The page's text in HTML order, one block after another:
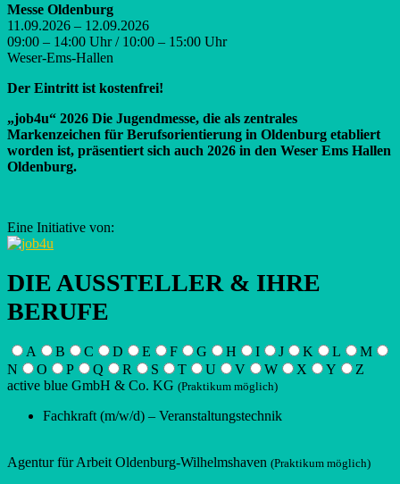
Messe Oldenburg
11.09.2026 – 12.09.2026
09:00 – 14:00 Uhr / 10:00 – 15:00 Uhr
Weser-Ems-Hallen
Der Eintritt ist kostenfrei!
„job4u“ 2026 Die Jugendmesse, die als zentrales
Markenzeichen für Berufsorientierung in Oldenburg etabliert
worden ist, präsentiert sich auch 2026 in den Weser Ems Hallen
Oldenburg.
Eine Initiative von:
DIE AUSSTELLER & IHRE
BERUFE
A B C D E F G H I J K L
M
N
O P Q R S T U V W X Y
Z
active blue GmbH & Co. KG (Praktikum möglich)
Fachkraft (m/w/d) – Veranstaltungstechnik
Agentur für Arbeit Oldenburg-Wilhelmshaven (Praktikum möglich)